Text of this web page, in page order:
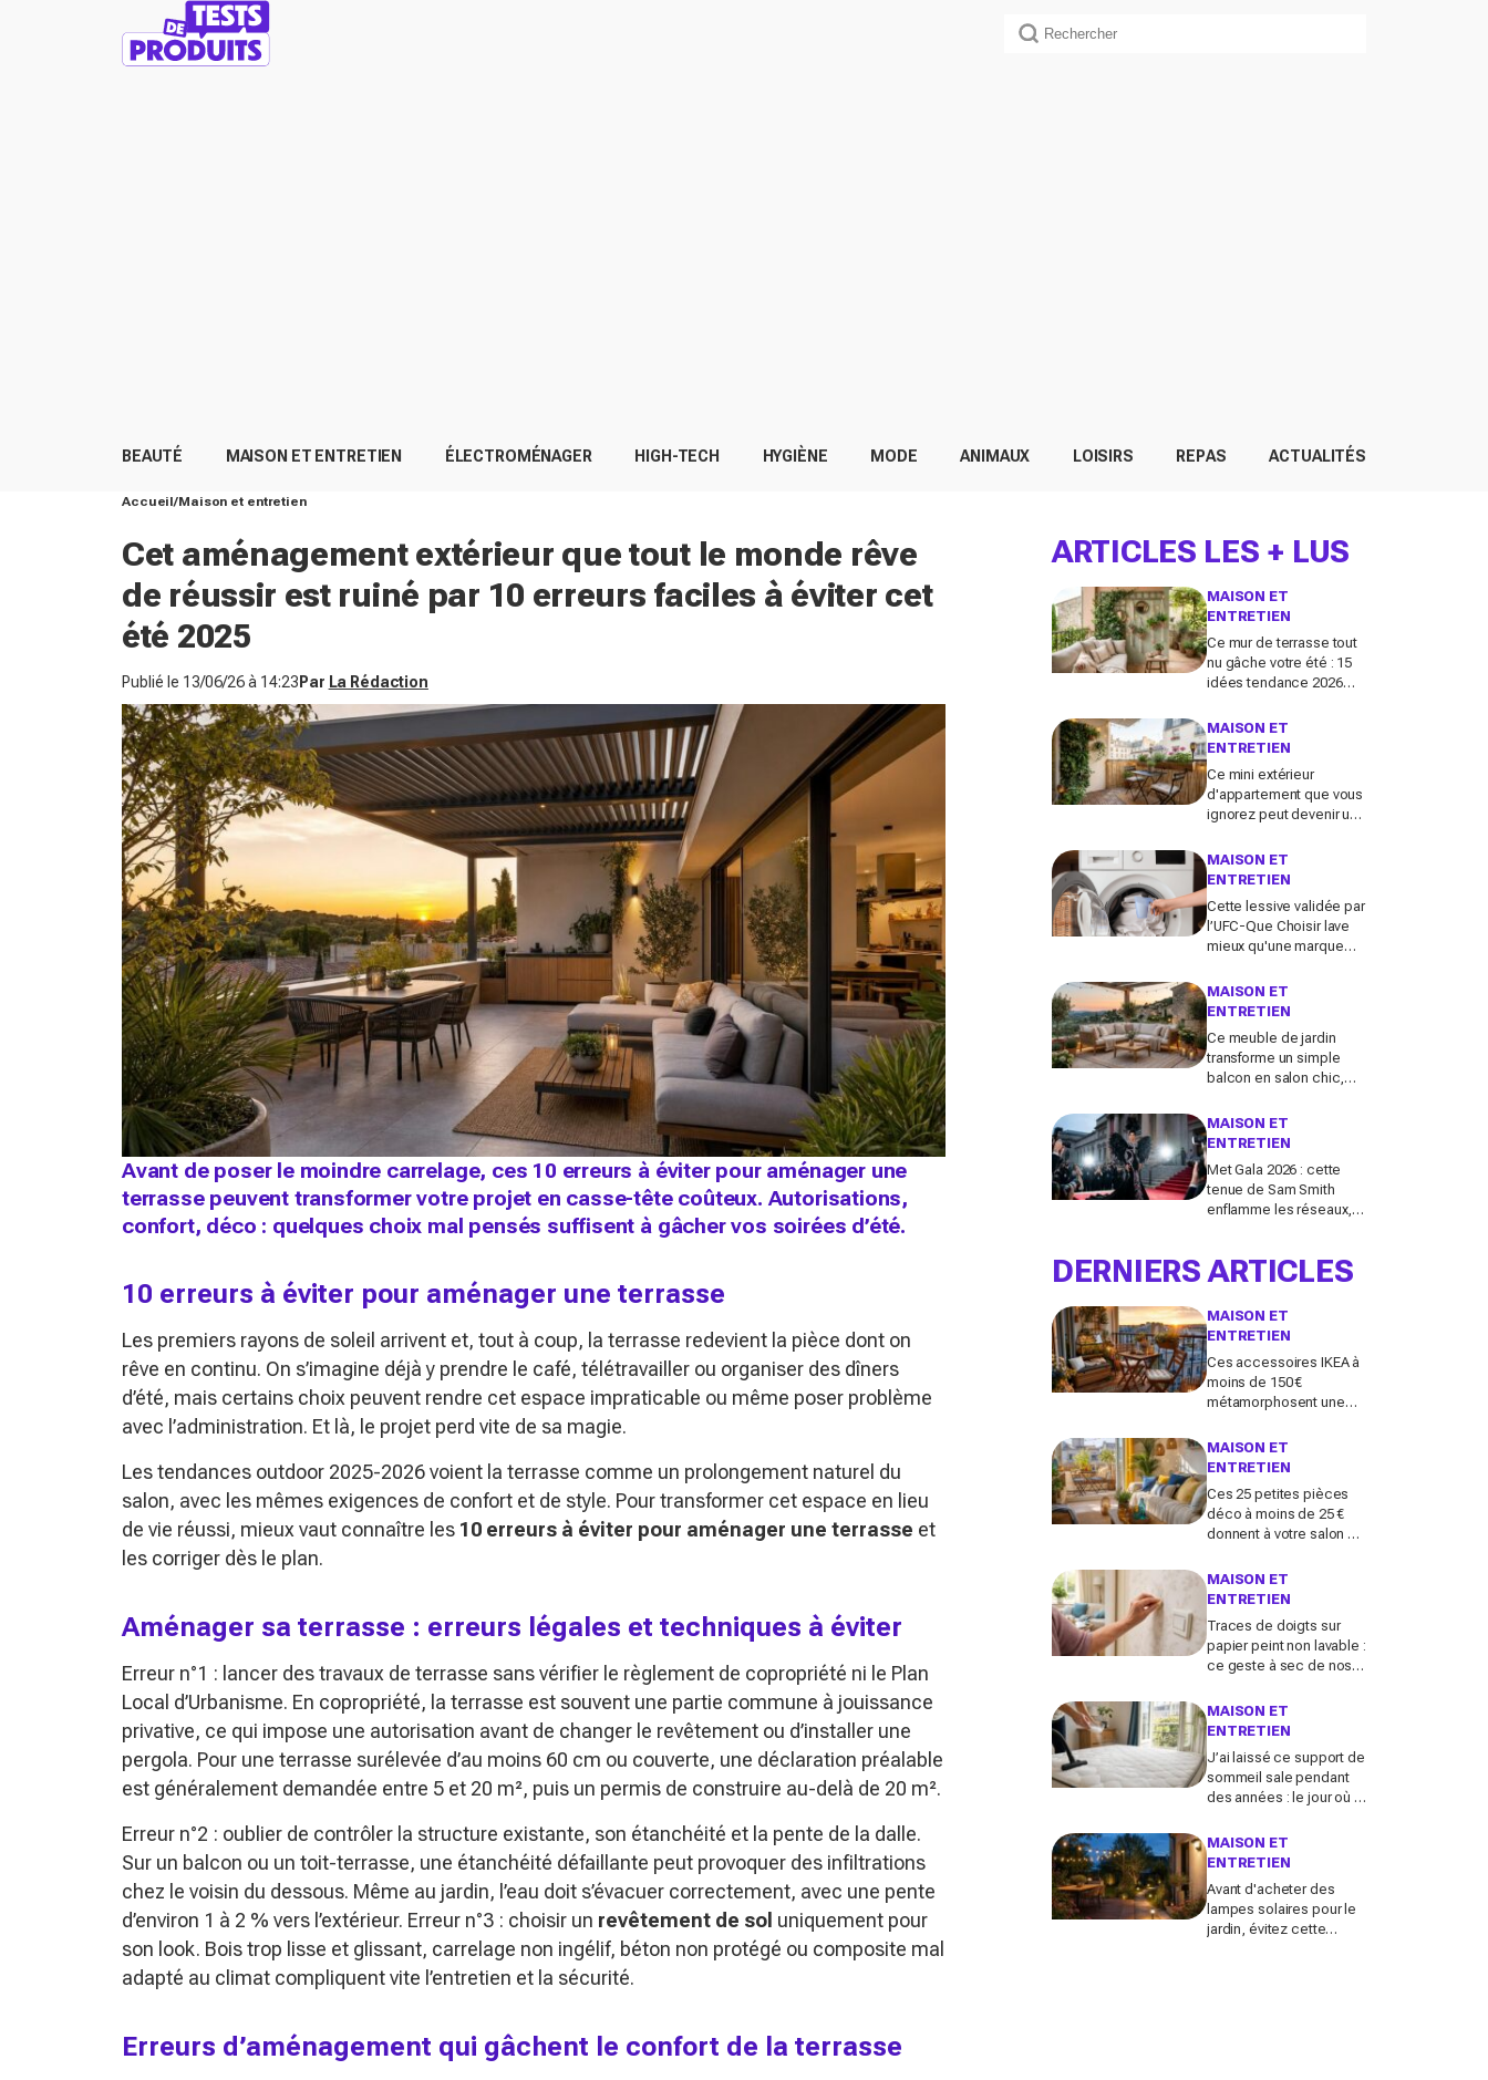
BEAUTÉ MAISON ET ENTRETIEN ÉLECTROMÉNAGER HIGH-TECH HYGIÈNE MODE ANIMAUX LOISIRS REPAS ACTUALITÉS
Accueil Maison et entretien
Cet aménagement extérieur que tout le monde rêve
de réussir est ruiné par 10 erreurs faciles à éviter cet
été 2025
Publié le 13/06/26 à 14:23 Par La Rédaction
Avant de poser le moindre carrelage, ces 10 erreurs à éviter pour aménager une
terrasse peuvent transformer votre projet en casse-tête coûteux. Autorisations,
confort, déco : quelques choix mal pensés suffisent à gâcher vos soirées d’été.
10 erreurs à éviter pour aménager une terrasse
Les premiers rayons de soleil arrivent et, tout à coup, la terrasse redevient la pièce dont on
rêve en continu. On s’imagine déjà y prendre le café, télétravailler ou organiser des dîners
d’été, mais certains choix peuvent rendre cet espace impraticable ou même poser problème
avec l’administration. Et là, le projet perd vite de sa magie.
Les tendances outdoor 2025-2026 voient la terrasse comme un prolongement naturel du
salon, avec les mêmes exigences de confort et de style. Pour transformer cet espace en lieu
de vie réussi, mieux vaut connaître les 10 erreurs à éviter pour aménager une terrasse et
les corriger dès le plan.
Aménager sa terrasse : erreurs légales et techniques à éviter
Erreur n°1 : lancer des travaux de terrasse sans vérifier le règlement de copropriété ni le Plan
Local d’Urbanisme. En copropriété, la terrasse est souvent une partie commune à jouissance
privative, ce qui impose une autorisation avant de changer le revêtement ou d’installer une
pergola. Pour une terrasse surélevée d’au moins 60 cm ou couverte, une déclaration préalable
est généralement demandée entre 5 et 20 m², puis un permis de construire au-delà de 20 m².
Erreur n°2 : oublier de contrôler la structure existante, son étanchéité et la pente de la dalle.
Sur un balcon ou un toit-terrasse, une étanchéité défaillante peut provoquer des infiltrations
chez le voisin du dessous. Même au jardin, l’eau doit s’évacuer correctement, avec une pente
d’environ 1 à 2 % vers l’extérieur. Erreur n°3 : choisir un revêtement de sol uniquement pour
son look. Bois trop lisse et glissant, carrelage non ingélif, béton non protégé ou composite mal
adapté au climat compliquent vite l’entretien et la sécurité.
Erreurs d’aménagement qui gâchent le confort de la terrasse
ARTICLES LES + LUS
MAISON ET
ENTRETIEN
Ce mur de terrasse tout
nu gâche votre été : 15
idées tendance 2026
véritable pièce à vivre
MAISON ET
ENTRETIEN
Ce mini extérieur
d'appartement que vous
ignorez peut devenir un
futées pour le
transformer dès ce
MAISON ET
ENTRETIEN
Cette lessive validée par
l’UFC-Que Choisir lave
mieux qu'une marque
coûte deux fois moins
cher par lavage
MAISON ET
ENTRETIEN
Ce meuble de jardin
transforme un simple
balcon en salon chic,
Français le choisissent à
côté de la plaque
MAISON ET
ENTRETIEN
Met Gala 2026 : cette
tenue de Sam Smith
enflamme les réseaux,
polémique inattendue
DERNIERS ARTICLES
MAISON ET
ENTRETIEN
Ces accessoires IKEA à
moins de 150 €
métamorphosent une
salon d’été stylé chez
vous (qu’on oublie
MAISON ET
ENTRETIEN
Ces 25 petites pièces
déco à moins de 25 €
donnent à votre salon un
vacances avant l’été
2026
MAISON ET
ENTRETIEN
Traces de doigts sur
papier peint non lavable :
ce geste à sec de nos
nettoie tout sans jamais
décoller le lé
MAISON ET
ENTRETIEN
J’ai laissé ce support de
sommeil sale pendant
des années : le jour où je
découvert l’horreur
cachée
MAISON ET
ENTRETIEN
Avant d'acheter des
lampes solaires pour le
jardin, évitez cette